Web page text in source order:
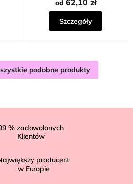
od 62,10 zł
Szczegóły
podobne produkty
% zadowolonych
Klientów
producent
w Europie